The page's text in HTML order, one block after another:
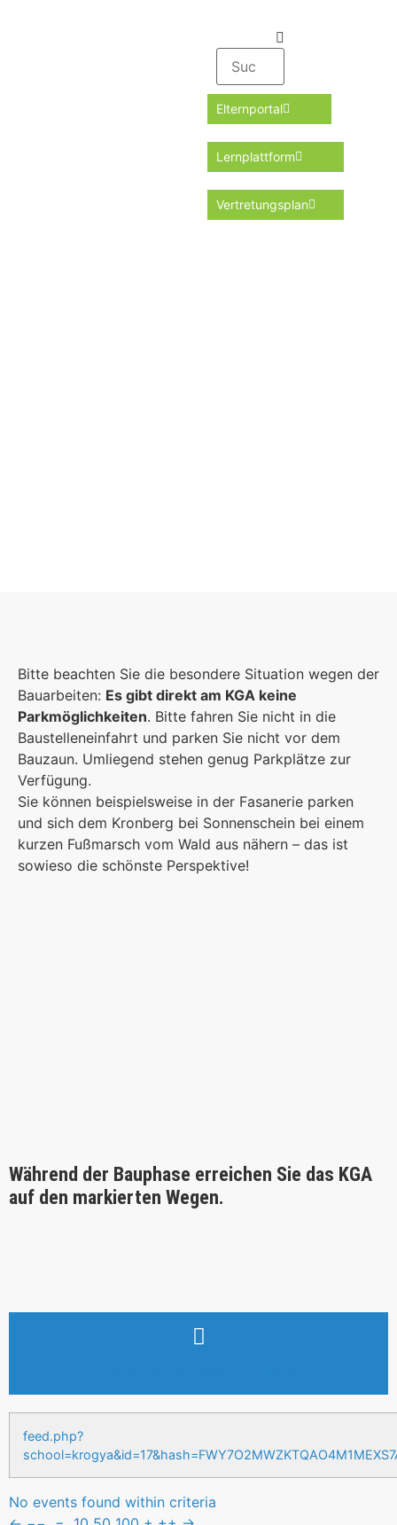
Elternportal
Lernplattform
Vertretungsplan
Es kommt auf jeden Einzelnen an, zusammen
sind wir eine starke Gemeinschaft.
Foto: KGA CC BY NC
Mehr erfahren
Bitte beachten Sie die besondere Situation wegen der
Bauarbeiten: Es gibt direkt am KGA keine
Parkmöglichkeiten. Bitte fahren Sie nicht in die
Baustelleneinfahrt und parken Sie nicht vor dem
Bauzaun. Umliegend stehen genug Parkplätze zur
Verfügung.
Sie können beispielsweise in der Fasanerie parken
und sich dem Kronberg bei Sonnenschein bei einem
kurzen Fußmarsch vom Wald aus nähern – das ist
sowieso die schönste Perspektive!
Während der Bauphase erreichen Sie das KGA
auf den markierten Wegen.
feed.php?
No events found within criteria